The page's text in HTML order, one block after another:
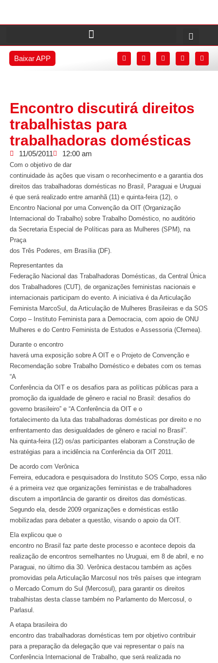
Baixar APP
Encontro discutirá direitos
trabalhistas para
trabalhadoras domésticas
11/05/2011 12:00 am
Com o objetivo de dar
continuidade às ações que visam o reconhecimento e a garantia dos
direitos das trabalhadoras domésticas no Brasil, Paraguai e Uruguai
é que será realizado entre amanhã (11) e quinta-feira (12), o
Encontro Nacional por uma Convenção da OIT (Organização
Internacional do Trabalho) sobre Trabalho Doméstico, no auditório
da Secretaria Especial de Políticas para as Mulheres (SPM), na
Praça
dos Três Poderes, em Brasília (DF).
Representantes da
Federação Nacional das Trabalhadoras Domésticas, da Central Única
dos Trabalhadores (CUT), de organizações feministas nacionais e
internacionais participam do evento. A iniciativa é da Articulação
Feminista MarcoSul, da Articulação de Mulheres Brasileiras e da SOS
Corpo – Instituto Feminista para a Democracia, com apoio de ONU
Mulheres e do Centro Feminista de Estudos e Assessoria (Cfemea).
Durante o encontro
haverá uma exposição sobre A OIT e o Projeto de Convenção e
Recomendação sobre Trabalho Doméstico e debates com os temas
“A
Conferência da OIT e os desafios para as políticas públicas para a
promoção da igualdade de gênero e racial no Brasil: desafios do
governo brasileiro” e “A Conferência da OIT e o
fortalecimento da luta das trabalhadoras domésticas por direito e no
enfrentamento das desigualdades de gênero e racial no Brasil”.
Na quinta-feira (12) os/as participantes elaboram a Construção de
estratégias para a incidência na Conferência da OIT 2011.
De acordo com Verônica
Ferreira, educadora e pesquisadora do Instituto SOS Corpo, essa não
é a primeira vez que organizações feministas e de trabalhadores
discutem a importância de garantir os direitos das domésticas.
Segundo ela, desde 2009 organizações e domésticas estão
mobilizadas para debater a questão, visando o apoio da OIT.
Ela explicou que o
encontro no Brasil faz parte deste processo e acontece depois da
realização de encontros semelhantes no Uruguai, em 8 de abril, e no
Paraguai, no último dia 30. Verônica destacou também as ações
promovidas pela Articulação Marcosul nos três países que integram
o Mercado Comum do Sul (Mercosul), para garantir os direitos
trabalhistas desta classe também no Parlamento do Mercosul, o
Parlasul.
A etapa brasileira do
encontro das trabalhadoras domésticas tem por objetivo contribuir
para a preparação da delegação que vai representar o país na
Conferência Internacional de Trabalho, que será realizada no